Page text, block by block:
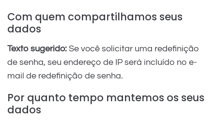
Com quem compartilhamos seus
dados
Texto sugerido: Se você solicitar uma redefinição
de senha, seu endereço de IP será incluído no e-
mail de redefinição de senha.
Por quanto tempo mantemos os seus
dados